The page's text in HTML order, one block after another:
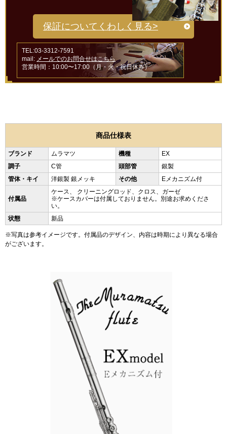
保証についてくわしく見る>
TEL:03-3312-7591
mail: メールでのお問合せはこちら
営業時間：10:00〜17:00（月・火・祝日休み）
商品仕様表
ブランド ムラマツ 機種
EX
調子
C管 頭部管
銀製
管体・キイ
洋銀製 銀メッキ その他 Eメカニズム付
付属品
ケース、 クリーニングロッド、クロス、ガーゼ
※ケースカバーは付属しておりません。別途お求めくださ
い。
状態
新品
※写真は参考イメージです。付属品のデザイン、内容は時期により異なる場合
がございます。